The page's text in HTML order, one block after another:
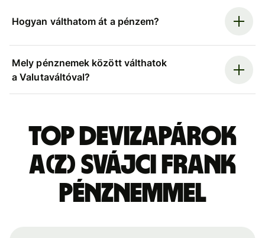
Hogyan válthatom át a pénzem?
Mely pénznemek között válthatok
a Valutaváltóval?
Top devizapárok
a(z) svájci frank
pénznemmel